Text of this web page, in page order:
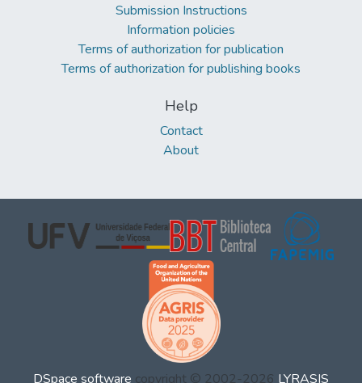
Submission Instructions
Information policies
Terms of authorization for publication
Terms of authorization for publishing books
Help
Contact
About
DSpace software copyright © 2002-2026 LYRASIS